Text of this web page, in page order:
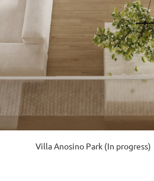
Villa Anosino Park (In progress)